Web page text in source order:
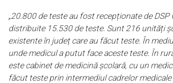
„20.800 de teste au fost recepționate de
distribuite 15.530 de teste. Sunt 216 unități
existente în județ care au făcut teste. În
unde medicul a putut face aceste teste. În
este cabinet de medicină școlară, cu un
făcut teste prin intermediul cadrelor